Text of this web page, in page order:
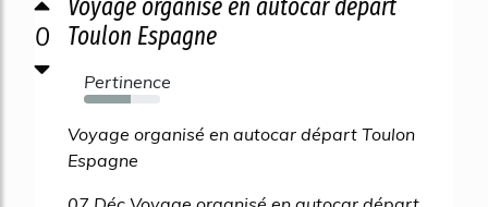
0
Voyage organisé en autocar départ
Toulon Espagne
Pertinence
62%
Voyage organisé en autocar départ Toulon
Espagne